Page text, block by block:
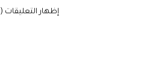
‫إظهار التعليقات (2)